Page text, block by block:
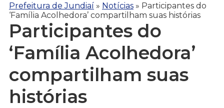
Prefeitura de Jundiaí » Notícias » Participantes do
‘Família Acolhedora’ compartilham suas histórias
Participantes do
‘Família Acolhedora’
compartilham suas
histórias